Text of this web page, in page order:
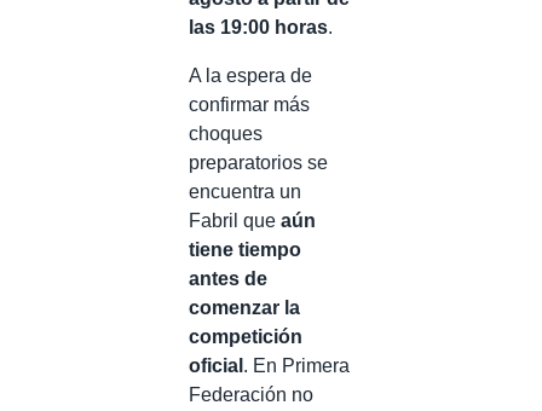
las 19:00 horas.
A la espera de
confirmar más
choques
preparatorios se
encuentra un
Fabril que aún
tiene tiempo
antes de
comenzar la
competición
oficial . En Primera
Federación no